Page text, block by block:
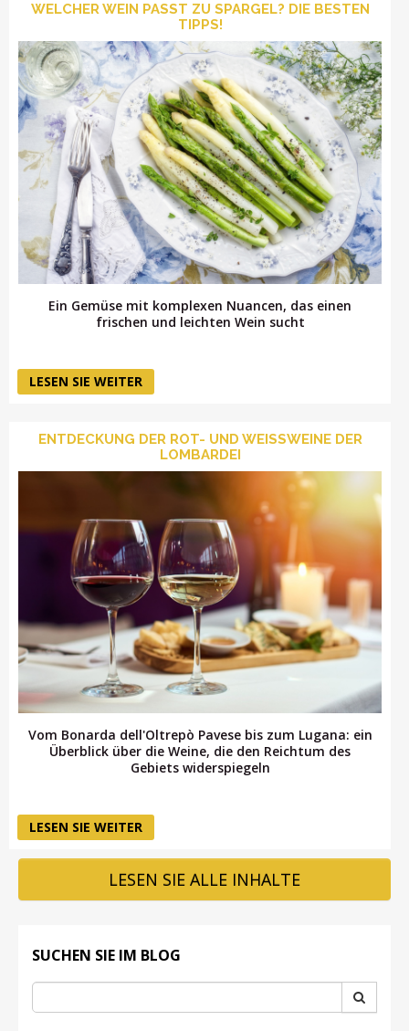
WELCHER WEIN PASST ZU SPARGEL? DIE BESTEN
TIPPS!
Ein Gemüse mit komplexen Nuancen, das einen
frischen und leichten Wein sucht
LESEN SIE WEITER
ENTDECKUNG DER ROT- UND WEISSWEINE DER L
OMBARDEI
Vom Bonarda dell'Oltrepò Pavese bis zum Lugana: ein
Überblick über die Weine, die den Reichtum des
Gebiets widerspiegeln
LESEN SIE WEITER
LESEN SIE ALLE INHALTE
SUCHEN SIE IM BLOG